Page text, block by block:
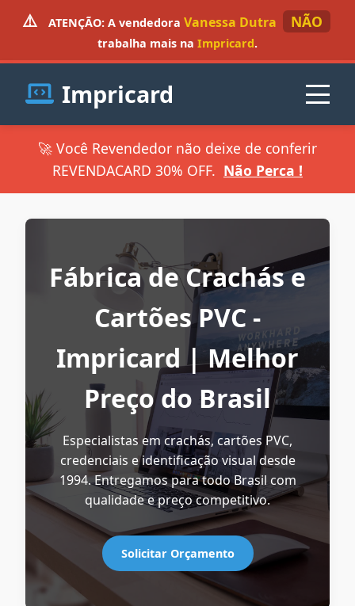
⚠️ ATENÇÃO:A vendedora Vanessa Dutra NÃO
trabalha mais na Impricard.
Impricard
🚀 Você Revendedor não deixe de conferir
REVENDACARD 30% OFF. Não Perca !
Fábrica de Crachás e
Cartões PVC -
Impricard | Melhor
Preço do Brasil
Especialistas em crachás, cartões PVC,
credenciais e identificação visual desde
1994. Entregamos para todo Brasil com
qualidade e preço competitivo.
Solicitar Orçamento